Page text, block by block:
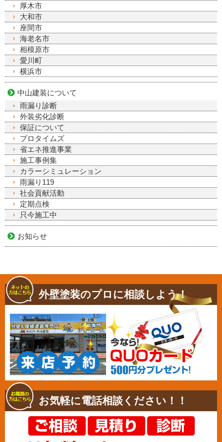
厚木市
大和市
座間市
海老名市
相模原市
愛川町
横浜市
中山建装について
雨漏り診断
外装劣化診断
保証について
プロタイムズ
省エネ推進事業
施工事例集
カラーシミュレーション
雨漏り119
社会貢献活動
定期点検
只今施工中
お知らせ
外壁塗装のプロに相談しよう！
お気軽に電話相談ください！！